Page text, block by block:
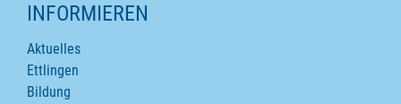
INFORMIEREN
Aktuelles
Ettlingen
Bildung